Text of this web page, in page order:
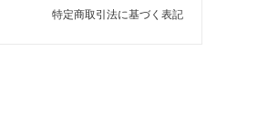
特定商取引法に基づく表記